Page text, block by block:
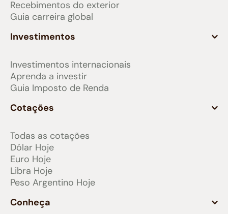
Recebimentos do exterior
Guia carreira global
Investimentos
Investimentos internacionais
Aprenda a investir
Guia Imposto de Renda
Cotações
Todas as cotações
Dólar Hoje
Euro Hoje
Libra Hoje
Peso Argentino Hoje
Conheça